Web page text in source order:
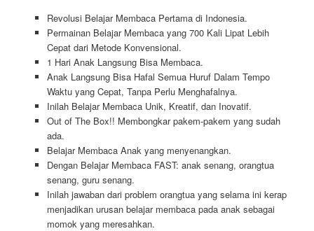
Revolusi Belajar Membaca Pertama di Indonesia.
Permainan Belajar Membaca yang 700 Kali Lipat Lebih
Cepat dari Metode Konvensional.
1 Hari Anak Langsung Bisa Membaca.
Anak Langsung Bisa Hafal Semua Huruf Dalam Tempo
Waktu yang Cepat, Tanpa Perlu Menghafalnya.
Inilah Belajar Membaca Unik, Kreatif, dan Inovatif.
Out of The Box!! Membongkar pakem-pakem yang sudah
ada.
Belajar Membaca Anak yang menyenangkan.
Dengan Belajar Membaca FAST: anak senang, orangtua
senang, guru senang.
Inilah jawaban dari problem orangtua yang selama ini kerap
menjadikan urusan belajar membaca pada anak sebagai
momok yang meresahkan.